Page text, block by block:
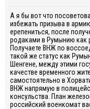
А я бы вот что
избежать призыва в
ерепениться, после
родаками в Румынию как
Получаете ВНЖ по
такой же статус как
Шенгене, между этими
качестве временного
самостоятельно в
ВНЖ напрямую в
консульства. План
российский военкомат